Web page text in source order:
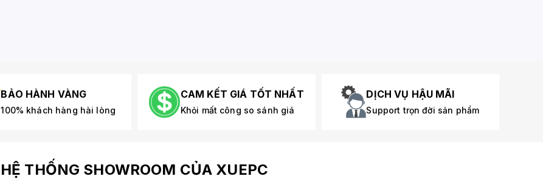
BẢO HÀNH VÀNG
100% khách hàng hài lòng
CAM KẾT GIÁ TỐT NHẤT
Khỏi mất công so sánh giá
DỊCH VỤ HẬU MÃI
Support trọn đời sản phẩm
HỆ THỐNG SHOWROOM CỦA XUEPC